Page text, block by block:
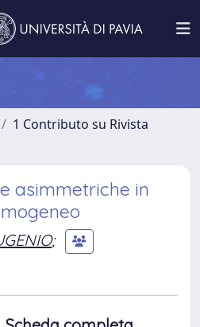
1 Contributo su Rivista
asimmetriche in
;